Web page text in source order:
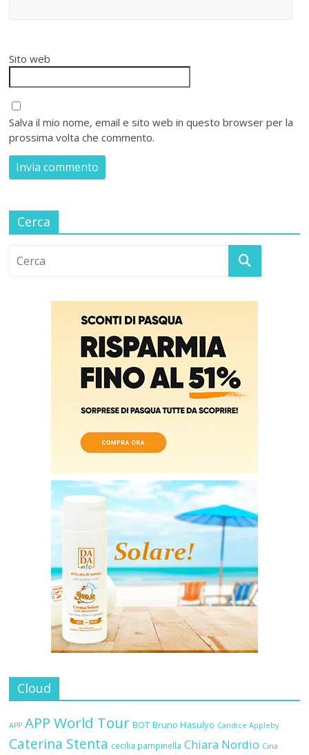
Sito web
Salva il mio nome, email e sito web in questo browser per la
prossima volta che commento.
Cerca
Cloud
APP APP World Tour BOT Bruno Hasulyo Candice Appleby
Caterina Stenta cecilia pampinella Chiara Nordio Cina